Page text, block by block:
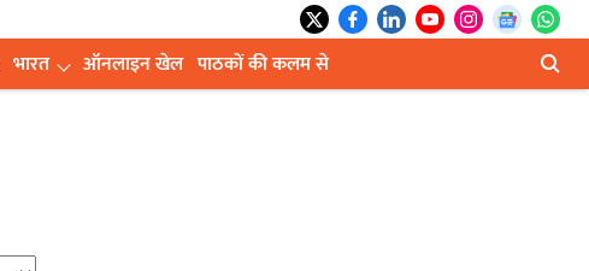
भारत ऑनलाइन खेल पाठकों की कलम से